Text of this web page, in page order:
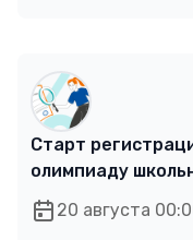
Старт
олимпиаду
20 августа